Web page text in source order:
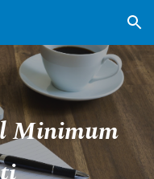
Skip to navigation
Minimum